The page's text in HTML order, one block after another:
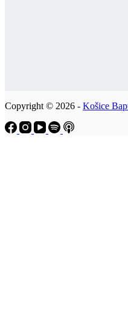
Copyright © 2026 - Košice